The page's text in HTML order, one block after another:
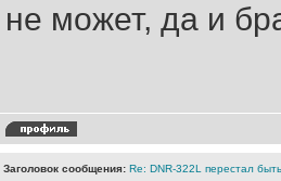
не может, да и
Заголовок сообщения: Re: DNR-322L перестал